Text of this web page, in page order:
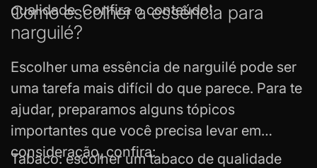
qualidade. Confira o conteúdo!
Como escolher a essência para
narguilé?
Escolher uma essência de narguilé pode ser
uma tarefa mais difícil do que parece. Para te
ajudar, preparamos alguns tópicos
importantes que você precisa levar em
consideração, confira:
Tabaco: escolher um tabaco de qualidade